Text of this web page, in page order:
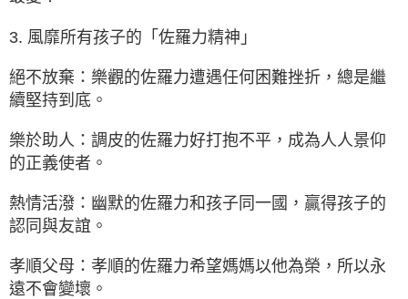
3. 風靡所有孩子的「佐羅力精神」
絕不放棄：樂觀的佐羅力遭遇任何困難挫折，總是繼
續堅持到底。
樂於助人：調皮的佐羅力好打抱不平，成為人人景仰
的正義使者。
熱情活潑：幽默的佐羅力和孩子同一國，贏得孩子的
認同與友誼。
孝順父母：孝順的佐羅力希望媽媽以他為榮，所以永
遠不會變壞。